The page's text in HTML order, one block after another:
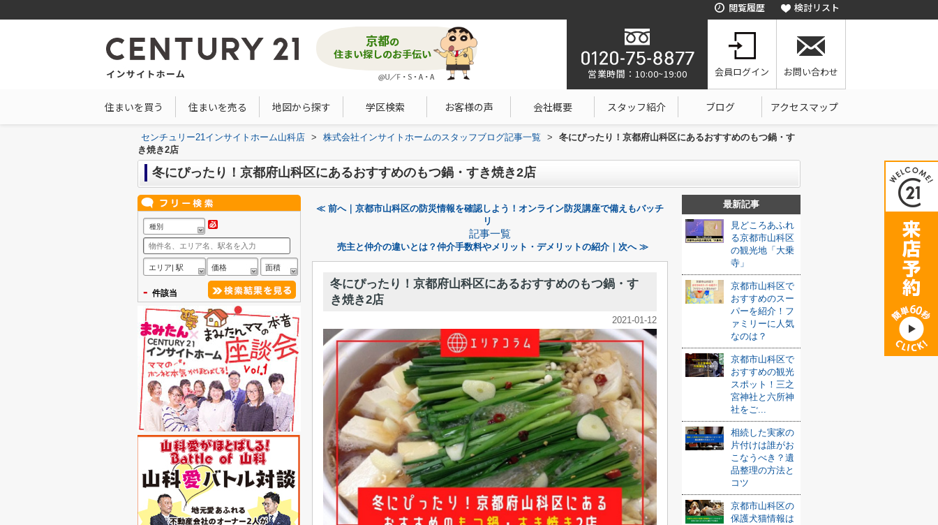
閲覧履歴 検討リスト
営業時間：10:00~19:00 会員ログイン お問い合わせ
住まいを買う 住まいを売る 地図から探す 学区検索 お客様の声 会社概要 スタッフ紹介 ブログ アクセスマップ
センチュリー21インサイトホーム山科店 > 株式会社インサイトホームのスタッフブログ記事一覧 >
冬にぴったり！京都府山科区にあるおすすめのもつ鍋・す
き焼き2店
冬にぴったり！京都府山科区にあるおすすめのもつ鍋・すき焼き2店
≪ 前へ｜京都市山科区の防災情報を確認しよう！オンライン防災講座で備えもバッチ
リ
記事一覧
売主と仲介の違いとは？仲介手数料やメリット・デメリットの紹介｜次へ ≫
冬にぴったり！京都府山科区にあるおすすめのもつ鍋・す
き焼き2店
2021-01-12
最新記事
見どころあふれ
る京都市山科区
の観光地「大乗
寺」
京都市山科区で
おすすめのスー
パーを紹介！フ
ァミリーに人気
なのは？
京都市山科区で
おすすめの観光
スポット！三之
宮神社と六所神
社をご...
相続した実家の
片付けは誰がお
こなうべき？遺
品整理の方法と
コツ
京都市山科区の
保護犬猫情報は
種別
エリア| 駅 価格 面積
- 件該当